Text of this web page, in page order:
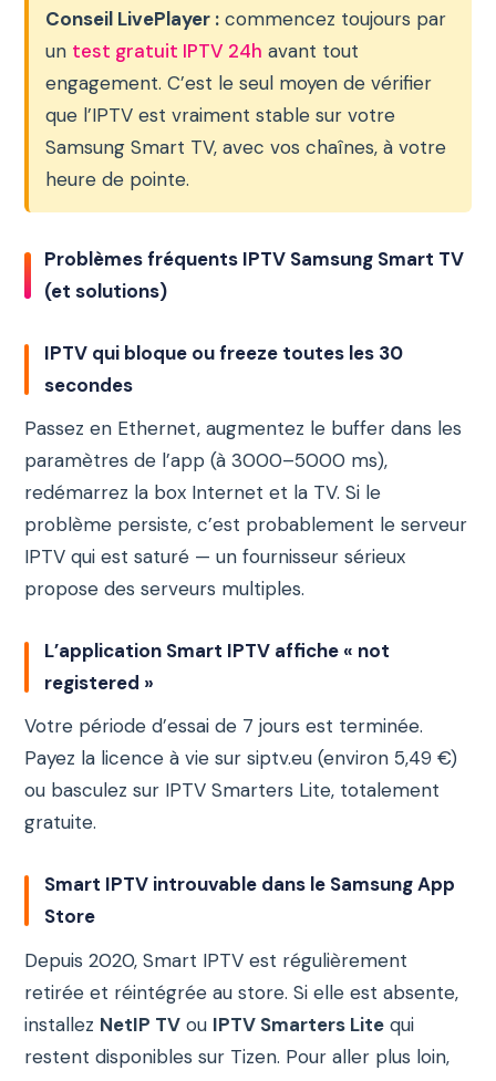
Conseil LivePlayer : commencez toujours par
un test gratuit IPTV 24h avant tout
engagement. C’est le seul moyen de vérifier
que l’IPTV est vraiment stable sur votre
Samsung Smart TV, avec vos chaînes, à votre
heure de pointe.
Problèmes fréquents IPTV Samsung Smart TV
(et solutions)
IPTV qui bloque ou freeze toutes les 30
secondes
Passez en Ethernet, augmentez le buffer dans les
paramètres de l’app (à 3000–5000 ms),
redémarrez la box Internet et la TV. Si le
problème persiste, c’est probablement le serveur
IPTV qui est saturé — un fournisseur sérieux
propose des serveurs multiples.
L’application Smart IPTV affiche « not
registered »
Votre période d’essai de 7 jours est terminée.
Payez la licence à vie sur siptv.eu (environ 5,49 €)
ou basculez sur IPTV Smarters Lite, totalement
gratuite.
Smart IPTV introuvable dans le Samsung App
Store
Depuis 2020, Smart IPTV est régulièrement
retirée et réintégrée au store. Si elle est absente,
installez NetIP TV ou IPTV Smarters Lite qui
restent disponibles sur Tizen. Pour aller plus loin,